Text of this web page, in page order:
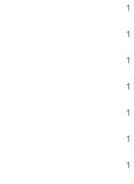
1
1
1
1
1
1
1